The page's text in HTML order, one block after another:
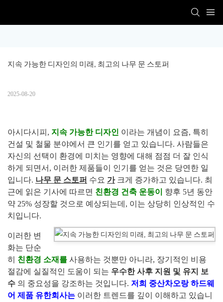
지속 가능한 디자인의 미래, 최고의 나무 문 스토퍼
2025-08-20
아시다시피, 지속 가능한 디자인 이라는 개념이 요즘, 특히
건설 및 철물 분야에서 큰 인기를 얻고 있습니다. 사람들은
자신의 선택이 환경에 미치는 영향에 대해 점점 더 잘 인식
하게 되면서, 이러한 제품들이 인기를 얻는 것은 당연한 일
입니다. 나무 문 스토퍼 수요 가크게 증가하고 있습니다. 최
근에 읽은 기사에 따르면 친환경 건축 운동이 향후 5년 동안
약 25% 성장할 것으로 예상되는데, 이는 상당히 인상적인 수
치입니다.
이러한 변
화는 단순
히 친환경 소재를 사용하는 것뿐만 아니라, 장기적인 비용
절감에 실질적인 도움이 되는 우수한 사후 지원 및 유지 보
수 의 중요성을 강조하는 것입니다. 저희 중산차오랑 하드웨
어 제품 유한회사는 이러한 트렌드를 깊이 이해하고 있습니